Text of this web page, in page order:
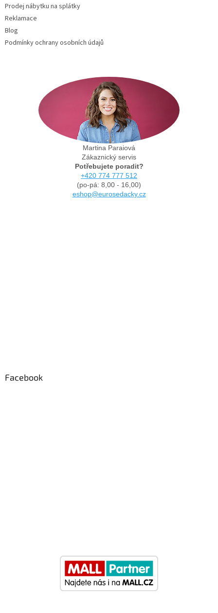
Prodej nábytku na splátky
Reklamace
Blog
Podmínky ochrany osobních údajů
Martina Paraiová
Zákaznický servis
Potřebujete poradit?
+420 774 777 512
(po-pá: 8,00 - 16,00)
eshop@eurosedacky.cz
Facebook